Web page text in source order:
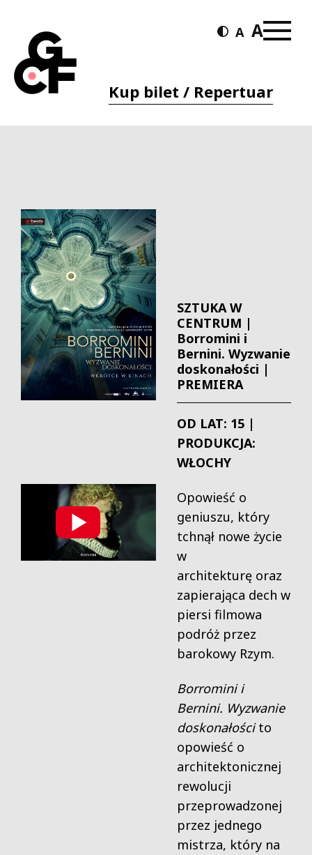
Kup bilet / Repertuar
SZTUKA W
CENTRUM |
Borromini i
Bernini. Wyzwanie
doskonałości |
PREMIERA
OD LAT: 15 |
PRODUKCJA:
WŁOCHY
Opowieść o
geniuszu, który
tchnął nowe życie
w
architekturę oraz
zapierająca dech w
piersi filmowa
podróż przez
barokowy Rzym.
Borromini i
Bernini. Wyzwanie
doskonałościto
opowieść o
architektonicznej
rewolucji
przeprowadzonej
przez jednego
mistrza, który na